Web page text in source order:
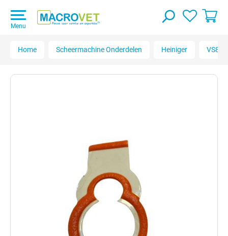
Menu
Home Scheermachine Onderdelen Heiniger VS84/